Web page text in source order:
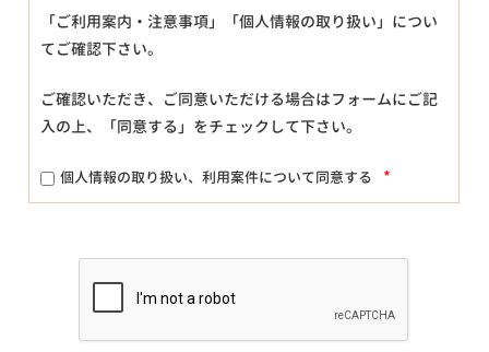
「ご利用案内・注意事項」「個人情報の取り扱い」につい
てご確認下さい。
ご確認いただき、ご同意いただける場合はフォームにご記
入の上、「同意する」をチェックして下さい。
個人情報の取り扱い、利用案件について同意する *